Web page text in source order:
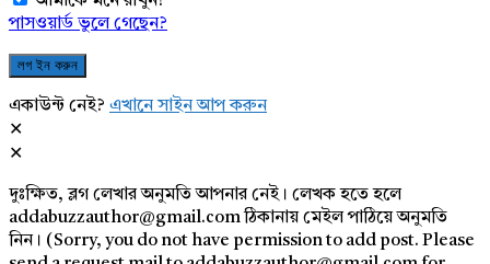
পাসওয়ার্ড ভুলে গেছেন?
একাউন্ট নেই? এখানে সাইন আপ করুন
দুঃক্ষিত, ব্লগ লেখার অনুমতি আপনার নেই। লেখক হতে হলে
addabuzzauthor@gmail.com ঠিকানায় মেইল পাঠিয়ে অনুমতি
নিন। (Sorry, you do not have permission to add post. Please